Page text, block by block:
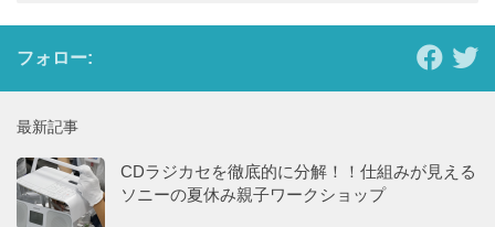
フォロー:
最新記事
CDラジカセを徹底的に分解！！仕組みが見える
ソニーの夏休み親子ワークショップ